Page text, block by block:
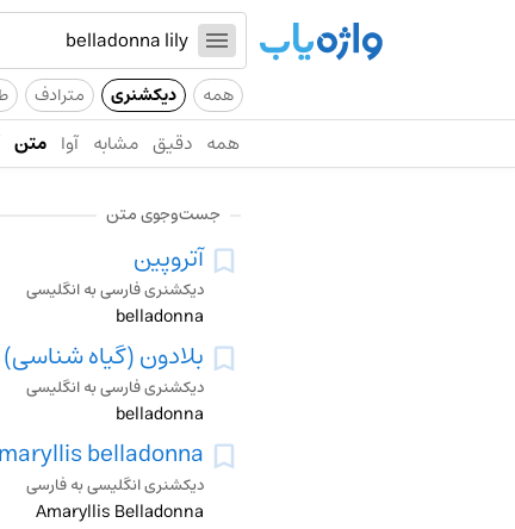
همه دیکشنری مترادف
همه دقیق مشابه آوا متن
جست‌وجوی متن
آتروپین
دیکشنری فارسی به انگلیسی
belladonna
بلادون (گیاه شناسی)
دیکشنری فارسی به انگلیسی
belladonna
belladonna
دیکشنری انگلیسی به فارسی
Amaryllis Belladonna